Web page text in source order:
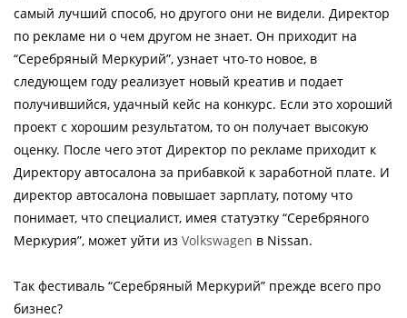
самый лучший способ, но другого они не видели. Директор
по рекламе ни о чем другом не знает. Он приходит на
“Серебряный Меркурий”, узнает что-то новое, в
следующем году реализует новый креатив и подает
получившийся, удачный кейс на конкурс. Если это хороший
проект с хорошим результатом, то он получает высокую
оценку. После чего этот Директор по рекламе приходит к
Директору автосалона за прибавкой к заработной плате. И
директор автосалона повышает зарплату, потому что
понимает, что специалист, имея статуэтку “Серебряного
Меркурия”, может уйти из Volkswagen в Nissan.
Так фестиваль “Серебряный Меркурий” прежде всего про
бизнес?